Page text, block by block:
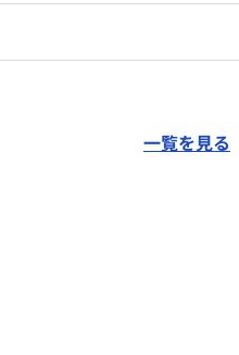
一覧を見る